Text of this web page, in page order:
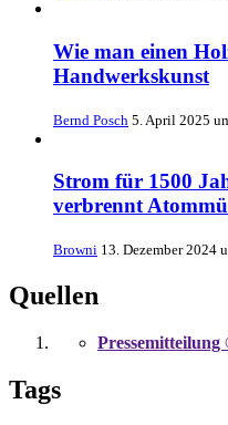
Wie man einen
Handwerkskunst
Bernd Posch 5. April 2025
Strom für 1500
verbrennt
Browni 13. Dezember 2024
Quellen
Tags